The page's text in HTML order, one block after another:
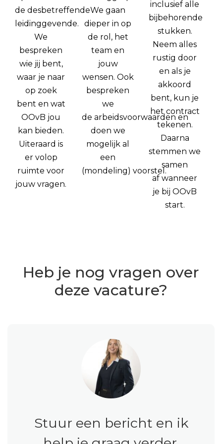
de desbetreffende
leidinggevende.
We
bespreken
wie jij bent,
waar je naar
op zoek
bent en wat
OOvB jou
kan bieden.
Uiteraard is
er volop
ruimte voor
jouw vragen.
We gaan
dieper in op
de rol, het
team en
jouw
wensen. Ook
bespreken
we
de arbeidsvoorwaarden en
doen we
mogelijk al
een
(mondeling) voorstel.
inclusief alle
bijbehorende
stukken.
Neem alles
rustig door
en als je
akkoord
bent, kun je
het contract
tekenen.
Daarna
stemmen we
samen
af wanneer
je bij OOvB
start.
Heb je nog vragen over
deze vacature?
Stuur een bericht en ik